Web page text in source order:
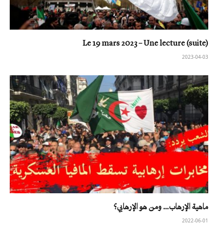
Le 19 mars 2023 – Une lecture (suite)
2023-04-03
ماهية الإرهاب… ومن هو الإرهابي؟
2022-06-01